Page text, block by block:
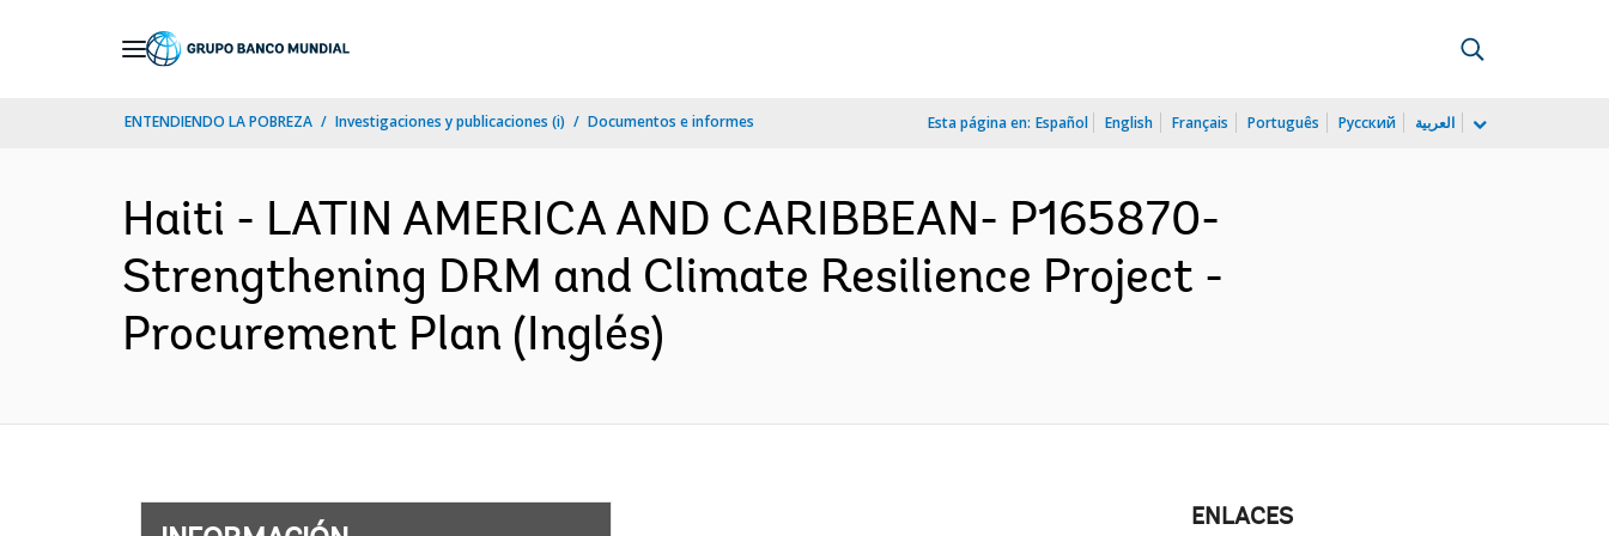
ENTENDIENDO LA POBREZA Investigaciones y publicaciones (i) Documentos e informes Esta página en: Español English Français Português Русский العربية
Haiti - LATIN AMERICA AND CARIBBEAN- P165870-
Strengthening DRM and Climate Resilience Project -
Procurement Plan (Inglés)
ENLACES